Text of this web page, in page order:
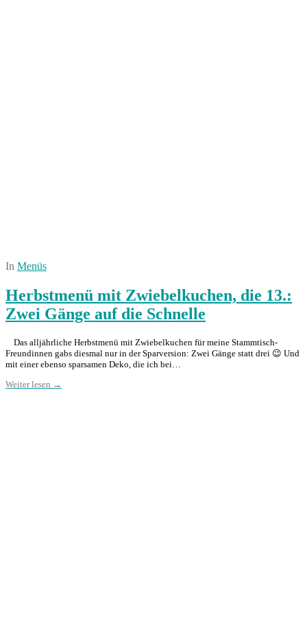
In Menüs
Herbstmenü mit Zwiebelkuchen, die 13.:
Zwei Gänge auf die Schnelle
Das alljährliche Herbstmenü mit Zwiebelkuchen für meine Stammtisch-
Freundinnen gabs diesmal nur in der Sparversion: Zwei Gänge statt drei 😉 Und
mit einer ebenso sparsamen Deko, die ich bei…
Weiter lesen →